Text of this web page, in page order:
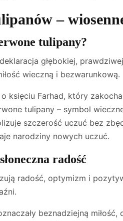
–
tulipany?
głębokiej,
wieczną i bezwarunkową.
księciu Farhad, który
tulipany – symbol
szczerość uczuć bez
narodziny nowych uczuć.
radość
radość, optymizm i
beznadziejną